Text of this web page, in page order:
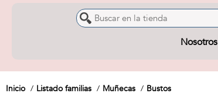
Nosotros
Inicio Listado familias Muñecas Bustos